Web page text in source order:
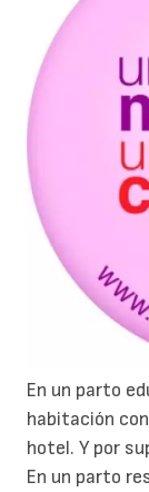
En un parto
habitación
hotel. Y por
En un parto